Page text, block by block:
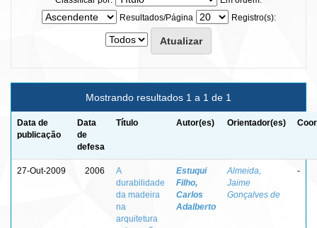
Resultados/Página
Registro(s):
Mostrando resultados 1 a 1 de 1
Data de
publicação
Data
de
defesa
Título Autor(es) Orientador(es)
27-Out-2009 2006
A
durabilidade
da madeira
na
arquitetura
Estuqui
Filho,
Carlos
Adalberto
Almeida,
Jaime
Gonçalves de
-